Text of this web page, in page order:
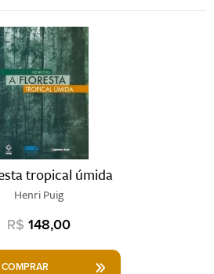
tropical úmida
Henri Puig
R$ 148,00
COMPRAR